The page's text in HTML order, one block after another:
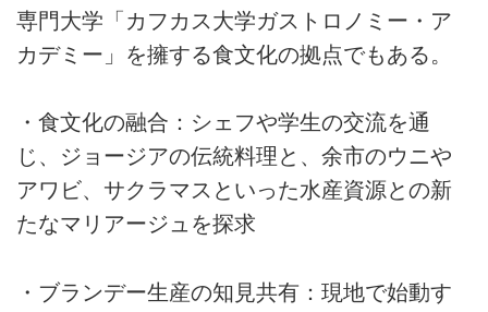
専門大学「カフカス大学ガストロノミー・ア
カデミー」を擁する食文化の拠点でもある。
・食文化の融合：シェフや学生の交流を通
じ、ジョージアの伝統料理と、余市のウニや
アワビ、サクラマスといった水産資源との新
たなマリアージュを探求
・ブランデー生産の知見共有：現地で始動す